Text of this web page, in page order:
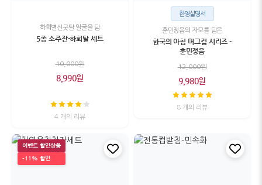
하회별신굿탈 얼굴을 담
5종 소주잔-하회탈 세트
10,000원
8,990원
4 개의 리뷰
한영설명서
훈민정음의 자모를 담은
한국의 아침 머그컵 시리즈 -
훈민정음
12,000원
9,980원
8 개의 리뷰
이벤트 할인상품
-11% 할인